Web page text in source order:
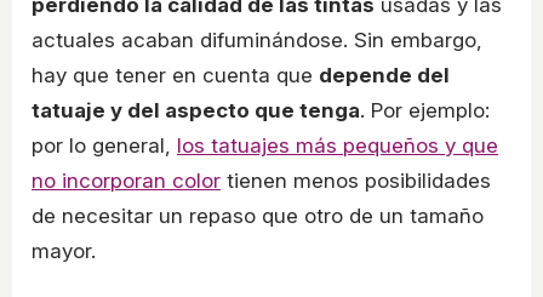
actuales acaban difuminándose. Sin embargo,
hay que tener en cuenta que depende del
tatuaje y del aspecto que tenga. Por ejemplo:
por lo general, los tatuajes más pequeños y que
no incorporan color tienen menos posibilidades
de necesitar un repaso que otro de un tamaño
mayor.